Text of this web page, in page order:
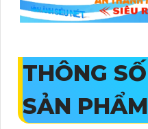
THÔNG
SẢN PHẨM